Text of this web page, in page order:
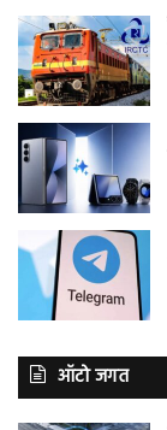
ऑटो जगत